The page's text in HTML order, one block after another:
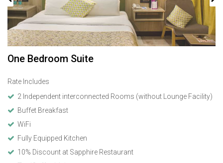
One Bedroom Suite
Rate Includes
2 Independent interconnected Rooms (without Lounge Facility)
Buffet Breakfast
WiFi
Fully Equipped Kitchen
10% Discount at Sapphire Restaurant